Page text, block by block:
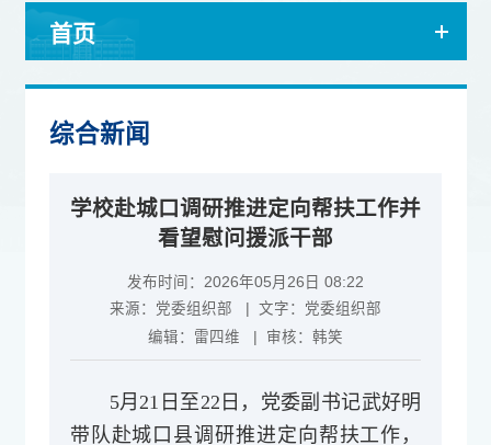
首页
综合新闻
学校赴城口调研推进定向帮扶工作并
看望慰问援派干部
发布时间：2026年05月26日 08:22
来源： 党委组织部 | 文字： 党委组织部
编辑： 雷四维 | 审核： 韩笑
5月21日至22日，党委副书记武好明
带队赴城口县调研推进定向帮扶工作，